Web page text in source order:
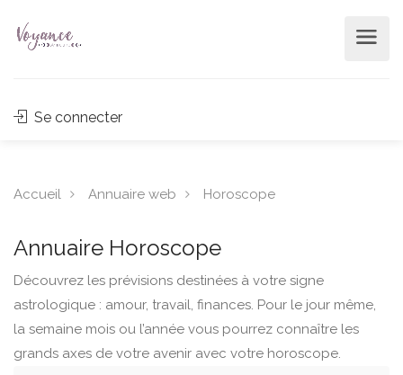
Se connecter
Accueil Annuaire web Horoscope
Annuaire Horoscope
Découvrez les prévisions destinées à votre signe
astrologique : amour, travail, finances. Pour le jour même,
la semaine mois ou l’année vous pourrez connaître les
grands axes de votre avenir avec votre horoscope.